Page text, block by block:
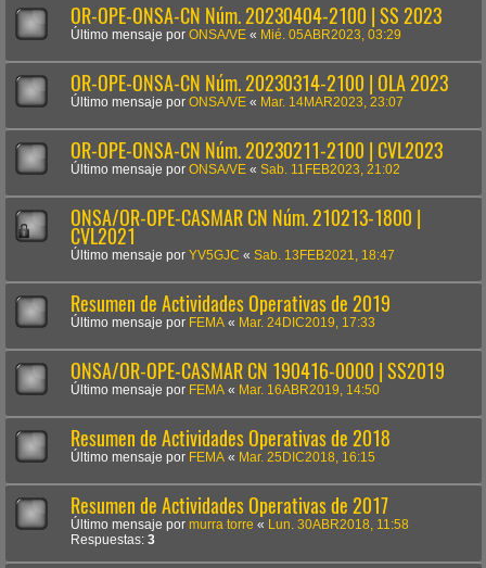
OR-OPE-ONSA-CN Núm. 20230404-2100 | SS 2023
Último mensaje por ONSA/VE « Mié. 05ABR2023, 03:29
OR-OPE-ONSA-CN Núm. 20230314-2100 | OLA 2023
Último mensaje por ONSA/VE « Mar. 14MAR2023, 23:07
OR-OPE-ONSA-CN Núm. 20230211-2100 | CVL2023
Último mensaje por ONSA/VE « Sab. 11FEB2023, 21:02
ONSA/OR-OPE-CASMAR CN Núm. 210213-1800 |
CVL2021
Último mensaje por YV5GJC « Sab. 13FEB2021, 18:47
Resumen de Actividades Operativas de 2019
Último mensaje por FEMA « Mar. 24DIC2019, 17:33
ONSA/OR-OPE-CASMAR CN 190416-0000 | SS2019
Último mensaje por FEMA « Mar. 16ABR2019, 14:50
Resumen de Actividades Operativas de 2018
Último mensaje por FEMA « Mar. 25DIC2018, 16:15
Resumen de Actividades Operativas de 2017
Último mensaje por murra torre «
Lun. 30ABR2018, 11:58
Respuestas: 3